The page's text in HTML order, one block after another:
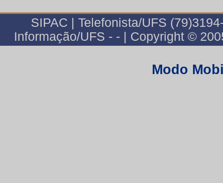
SIPAC | Telefonista/UFS
Informação/UFS - - | Copyright ©
Modo